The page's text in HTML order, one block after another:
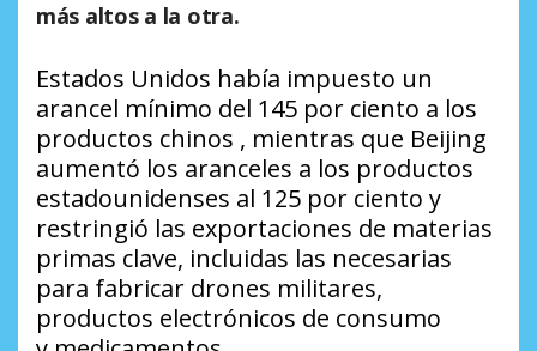
más altos a la otra.
Estados Unidos había impuesto un
arancel mínimo del 145 por ciento a los
productos chinos , mientras que Beijing
aumentó los aranceles a los productos
estadounidenses al 125 por ciento y
restringió las exportaciones de materias
primas clave, incluidas las necesarias
para fabricar drones militares,
productos electrónicos de consumo